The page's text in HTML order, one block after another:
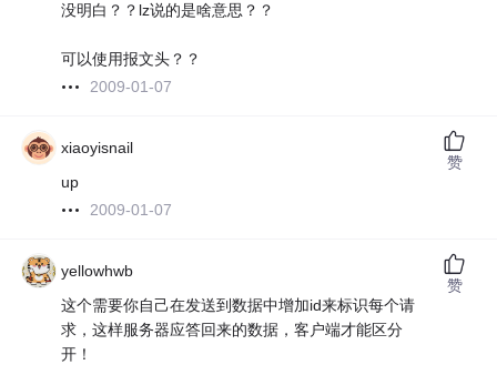
没明白？？lz说的是啥意思？？
可以使用报文头？？
2009-01-07
xiaoyisnail
up
2009-01-07
赞
yellowhwb
这个需要你自己在发送到数据中增加id来标识每个请
求，这样服务器应答回来的数据，客户端才能区分
开！
赞